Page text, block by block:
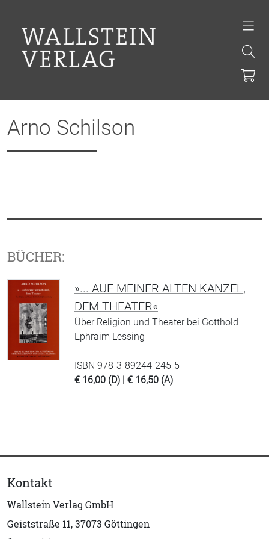
Arno Schilson
BÜCHER:
»... AUF MEINER ALTEN KANZEL,
DEM THEATER«
Über Religion und Theater bei Gotthold
Ephraim Lessing
ISBN 978-3-89244-245-5
€ 16,00 (D) | € 16,50 (A)
Kontakt
Wallstein Verlag GmbH
Geiststraße 11, 37073 Göttingen